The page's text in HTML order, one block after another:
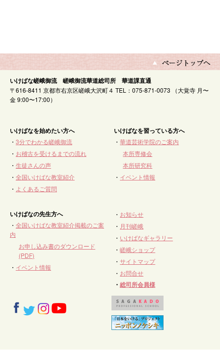
いけばな嵯峨御流 嵯峨御流華道総司所 華道課直通
〒616-8411 京都市右京区嵯峨大沢町４ TEL：075-871-0073 （大覚寺 月〜
金 9:00〜17:00）
いけばなを始めたい方へ
・ 3分でわかる嵯峨御流
・ お稽古を受けるまでの流れ
・ 生徒さんの声
・ 全国いけばな教室紹介
・ よくあるご質問
いけばなを習っている方へ
・華道芸術学院のご案内
本所専修会
本所研究科
・ イベント情報
いけばなの先生方へ
・ 全国いけばな教室紹介掲載のご案
内
お申し込み書のダウンロード
(PDF)
・ イベント情報
・ お知らせ
・ 月刊嵯峨
・ いけばなギャラリー
・嵯峨ショップ
・サイトマップ
・ お問合せ
・総司所会員様